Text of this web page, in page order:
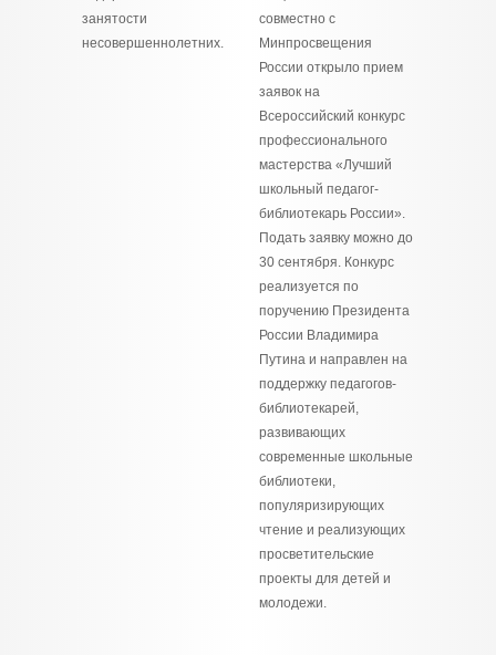
занятости
несовершеннолетних.
совместно с
Минпросвещения
России открыло прием
заявок на
Всероссийский конкурс
профессионального
мастерства «Лучший
школьный педагог-
библиотекарь России».
Подать заявку можно до
30 сентября. Конкурс
реализуется по
поручению Президента
России Владимира
Путина и направлен на
поддержку педагогов-
библиотекарей,
развивающих
современные школьные
библиотеки,
популяризирующих
чтение и реализующих
просветительские
проекты для детей и
молодежи.